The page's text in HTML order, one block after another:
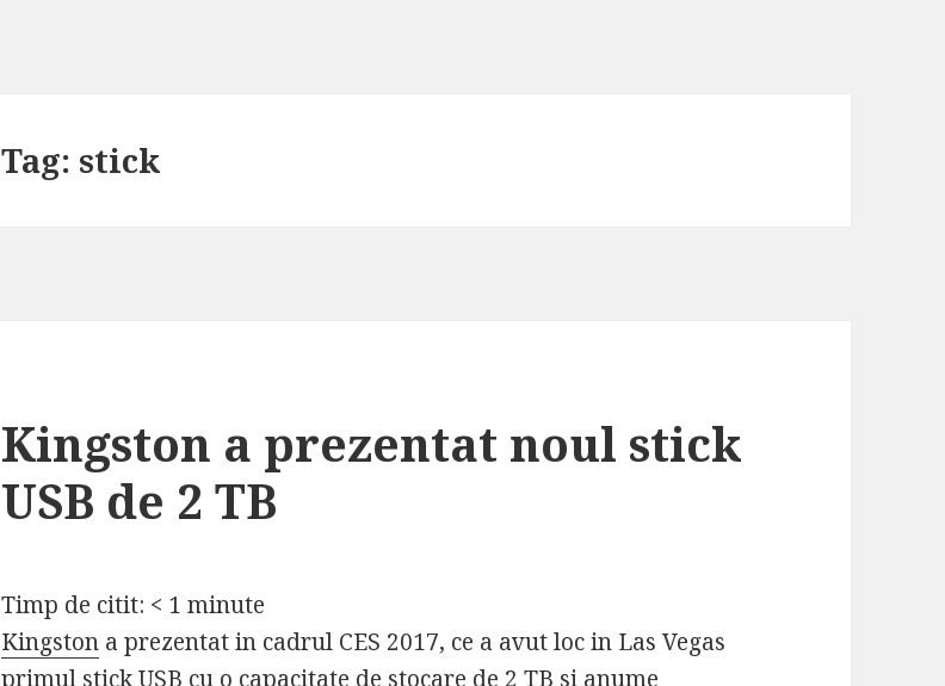
Tag: stick
Kingston a prezentat noul stick
USB de 2 TB
Timp de citit: < 1 minute
Kingston a prezentat in cadrul CES 2017, ce a avut loc in Las Vegas
primul stick USB cu o capacitate de stocare de 2 TB si anume